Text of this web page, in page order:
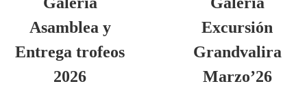
Asamblea y
Entrega trofeos
2026
Excursión
Grandvalira
Marzo’26